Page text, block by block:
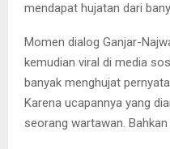
mendapat hujatan dari
Momen dialog Ganjar-
kemudian viral di media
banyak menghujat
Karena ucapannya yang
seorang wartawan.